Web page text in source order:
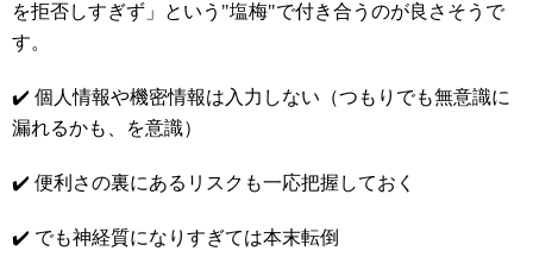
を拒否しすぎず」という"塩梅"で付き合うのが良さそうで
す。
✔️ 個人情報や機密情報は入力しない（つもりでも無意識に
漏れるかも、を意識）
✔️ 便利さの裏にあるリスクも一応把握しておく
✔️ でも神経質になりすぎては本末転倒